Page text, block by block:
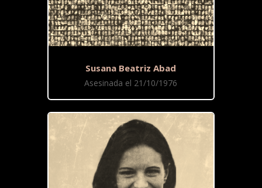
Susana Beatriz Abad
Asesinada el 21/10/1976